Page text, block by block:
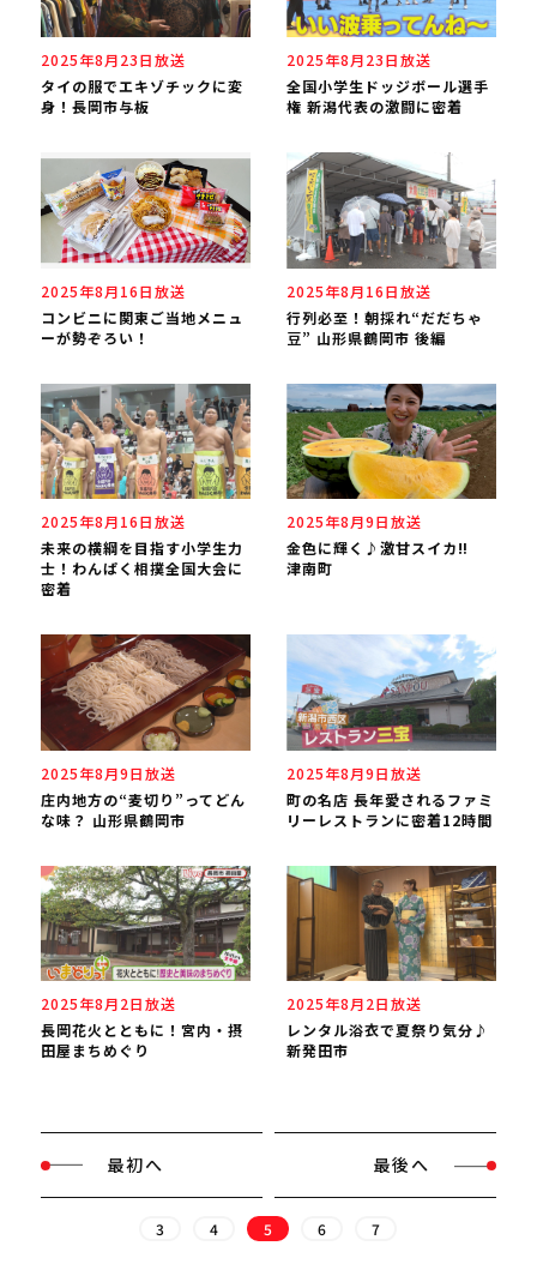
2025年8月23日放送
タイの服でエキゾチックに変
身！長岡市与板
2025年8月23日放送
全国小学生ドッジボール選手
権 新潟代表の激闘に密着
2025年8月16日放送
コンビニに関東ご当地メニュ
ーが勢ぞろい！
2025年8月16日放送
行列必至！朝採れ“だだちゃ
豆” 山形県鶴岡市 後編
2025年8月16日放送
未来の横綱を目指す小学生力
士！わんぱく相撲全国大会に
密着
2025年8月9日放送
金色に輝く♪激甘スイカ‼
津南町
2025年8月9日放送
庄内地方の“麦切り”ってどん
な味？ 山形県鶴岡市
2025年8月9日放送
町の名店 長年愛されるファミ
リーレストランに密着12時間
2025年8月2日放送
長岡花火とともに！宮内・摂
田屋まちめぐり
2025年8月2日放送
レンタル浴衣で夏祭り気分♪
新発田市
最初へ
3 4 5 6 7
最後へ